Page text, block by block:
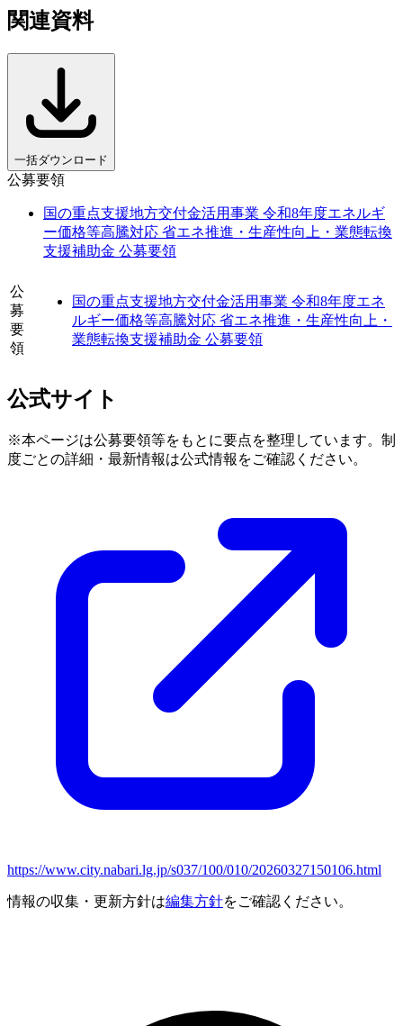
関連資料
一括ダウンロード
公募要領
国の重点支援地方交付金活用事業 令和8年度エネルギ
ー価格等高騰対応 省エネ推進・生産性向上・業態転換
支援補助金 公募要領
公
募
要
領
国の重点支援地方交付金活用事業 令和8年度エネ
ルギー価格等高騰対応 省エネ推進・生産性向上・
業態転換支援補助金 公募要領
公式サイト
※本ページは公募要領等をもとに要点を整理しています。制
度ごとの詳細・最新情報は公式情報をご確認ください。
https://www.city.nabari.lg.jp/s037/100/010/20260327150106.html
情報の収集・更新方針は編集方針をご確認ください。